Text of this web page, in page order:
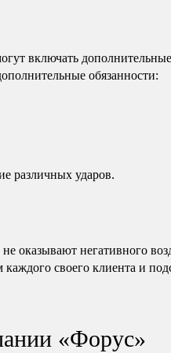
включать
обязанности:
различных ударов.
оказывают негативного
своего клиента и
«Форус»